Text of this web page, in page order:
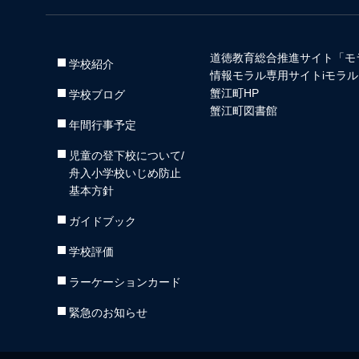
学校紹介
学校ブログ
年間行事予定
児童の登下校について/
舟入小学校いじめ防止
基本方針
ガイドブック
学校評価
ラーケーションカード
緊急のお知らせ
道徳教育総合推進サイト「モ
情報モラル専用サイトiモラル
蟹江町HP
蟹江町図書館